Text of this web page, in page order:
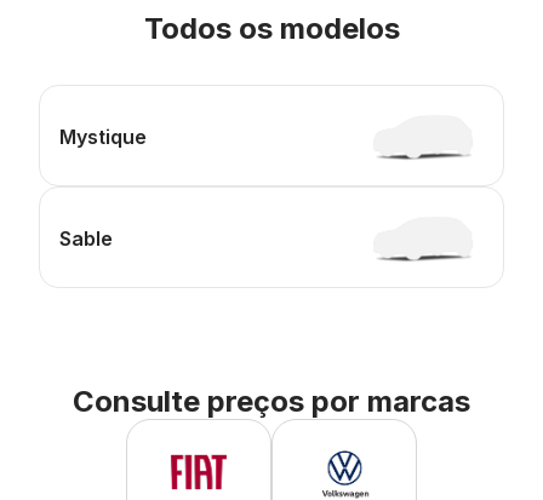
Todos os modelos
Mystique
Sable
Consulte preços por marcas